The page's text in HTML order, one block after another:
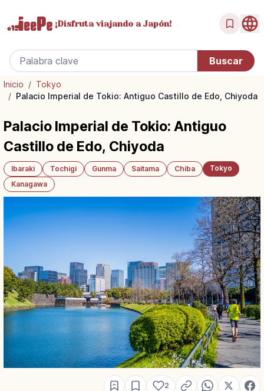
¡Disfrutaviajando a Japón!
Inicio / Tokyo
/ Palacio Imperial de Tokio: Antiguo Castillo de Edo, Chiyoda
Palacio Imperial de Tokio: Antiguo
Castillo de Edo, Chiyoda
Ibaraki Tochigi Gunma Saitama Chiba
Tokyo
Kanagawa
2